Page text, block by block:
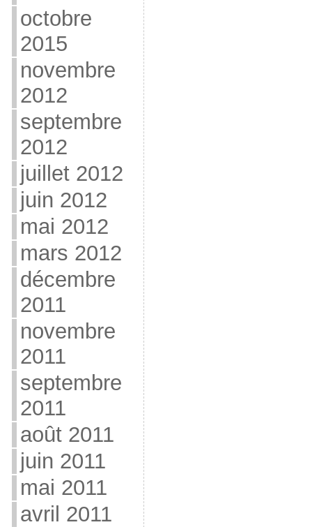
octobre
2015
novembre
2012
septembre
2012
juillet 2012
juin 2012
mai 2012
mars 2012
décembre
2011
novembre
2011
septembre
2011
août 2011
juin 2011
mai 2011
avril 2011